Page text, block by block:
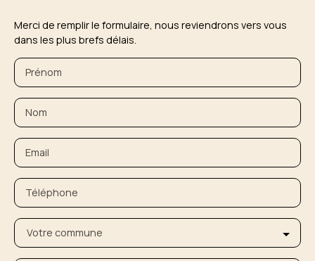
Merci de remplir le formulaire, nous reviendrons vers vous
dans les plus brefs délais.
Prénom
Nom
Email
Téléphone
Votre commune